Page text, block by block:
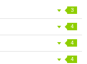
3
4
4
4